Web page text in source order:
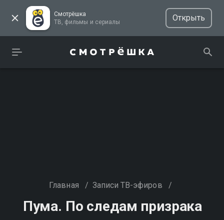
Смотрёшка
ТВ, фильмы и сериалы
Открыть
Главная / Записи ТВ-эфиров /
Пума. По следам призрака